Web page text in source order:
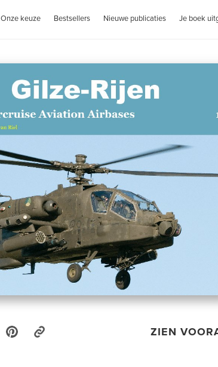
Onze keuze Bestsellers Nieuwe publicaties Je boek
ZIEN